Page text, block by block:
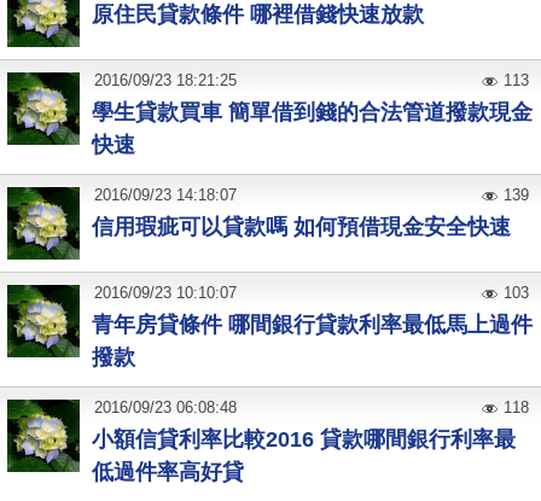
原住民貸款條件 哪裡借錢快速放款
學生貸款買車 簡單借到錢的合法管道撥款現金
快速
2016/09/23 18:21:25 113
信用瑕疵可以貸款嗎 如何預借現金安全快速
2016/09/23 14:18:07 139
青年房貸條件 哪間銀行貸款利率最低馬上過件
撥款
2016/09/23 10:10:07 103
小額信貸利率比較2016 貸款哪間銀行利率最
低過件率高好貸
2016/09/23 06:08:48 118